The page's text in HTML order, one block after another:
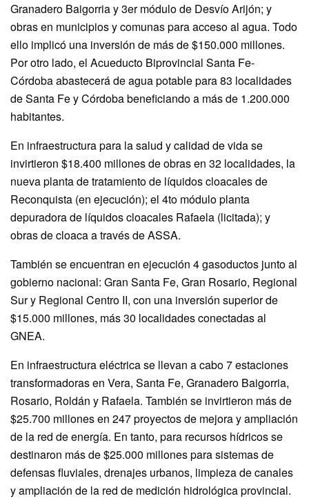
Granadero Baigorria y 3er módulo de Desvío Arijón; y
obras en municipios y comunas para acceso al agua. Todo
ello implicó una inversión de más de $150.000 millones.
Por otro lado, el Acueducto Biprovincial Santa Fe-
Córdoba abastecerá de agua potable para 83 localidades
de Santa Fe y Córdoba beneficiando a más de 1.200.000
habitantes.
En infraestructura para la salud y calidad de vida se
invirtieron $18.400 millones de obras en 32 localidades, la
nueva planta de tratamiento de líquidos cloacales de
Reconquista (en ejecución); el 4to módulo planta
depuradora de líquidos cloacales Rafaela (licitada); y
obras de cloaca a través de ASSA.
También se encuentran en ejecución 4 gasoductos junto al
gobierno nacional: Gran Santa Fe, Gran Rosario, Regional
Sur y Regional Centro II, con una inversión superior de
$15.000 millones, más 30 localidades conectadas al
GNEA.
En infraestructura eléctrica se llevan a cabo 7 estaciones
transformadoras en Vera, Santa Fe, Granadero Baigorria,
Rosario, Roldán y Rafaela. También se invirtieron más de
$25.700 millones en 247 proyectos de mejora y ampliación
de la red de energía. En tanto, para recursos hídricos se
destinaron más de $25.000 millones para sistemas de
defensas fluviales, drenajes urbanos, limpieza de canales
y ampliación de la red de medición hidrológica provincial.